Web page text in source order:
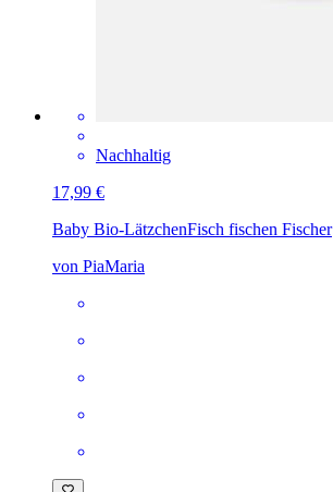
Nachhaltig
17,99 €
Baby Bio-LätzchenFisch fischen Fischer
von PiaMaria